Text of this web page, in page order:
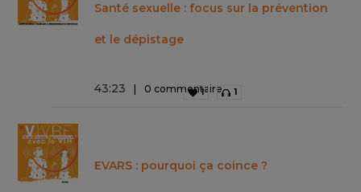
Santé sexuelle : focus sur la prévention
et le dépistage
43:23 0 commentaire
1 1
EVARS : pourquoi ça coince ?